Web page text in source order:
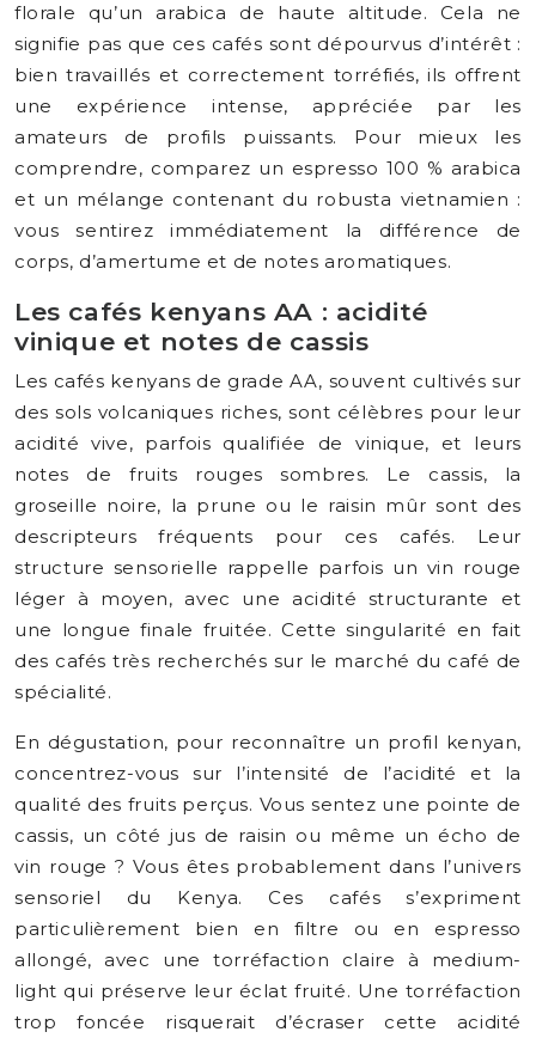
florale qu’un arabica de haute altitude. Cela ne
signifie pas que ces cafés sont dépourvus d’intérêt :
bien travaillés et correctement torréfiés, ils offrent
une expérience intense, appréciée par les
amateurs de profils puissants. Pour mieux les
comprendre, comparez un espresso 100 % arabica
et un mélange contenant du robusta vietnamien :
vous sentirez immédiatement la différence de
corps, d’amertume et de notes aromatiques.
Les cafés kenyans AA : acidité
vinique et notes de cassis
Les cafés kenyans de grade AA, souvent cultivés sur
des sols volcaniques riches, sont célèbres pour leur
acidité vive, parfois qualifiée de vinique, et leurs
notes de fruits rouges sombres. Le cassis, la
groseille noire, la prune ou le raisin mûr sont des
descripteurs fréquents pour ces cafés. Leur
structure sensorielle rappelle parfois un vin rouge
léger à moyen, avec une acidité structurante et
une longue finale fruitée. Cette singularité en fait
des cafés très recherchés sur le marché du café de
spécialité.
En dégustation, pour reconnaître un profil kenyan,
concentrez-vous sur l’intensité de l’acidité et la
qualité des fruits perçus. Vous sentez une pointe de
cassis, un côté jus de raisin ou même un écho de
vin rouge ? Vous êtes probablement dans l’univers
sensoriel du Kenya. Ces cafés s’expriment
particulièrement bien en filtre ou en espresso
allongé, avec une torréfaction claire à medium-
light qui préserve leur éclat fruité. Une torréfaction
trop foncée risquerait d’écraser cette acidité